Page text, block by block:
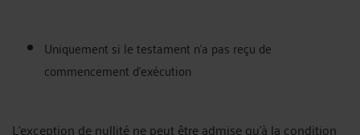
Uniquement si le testament n’a pas reçu de
commencement d’exécution
L’exception de nullité ne peut être admise qu’à la condition